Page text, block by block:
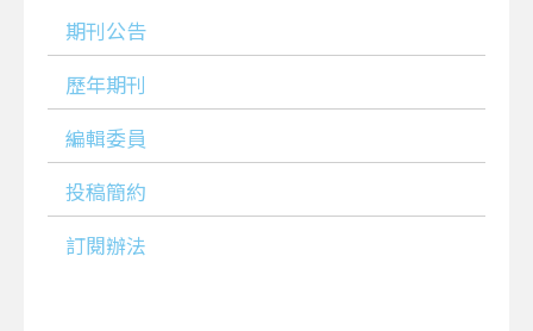
期刊公告
歷年期刊
編輯委員
投稿簡約
訂閱辦法